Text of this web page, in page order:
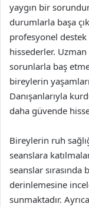
yaygın bir
durumlarla başa
profesyonel destek
hissederler.
sorunlarla baş
bireylerin
Danışanlarıyla
daha güvende
Bireylerin ruh
seanslara
seanslar
derinlemesine
sunmaktadır.